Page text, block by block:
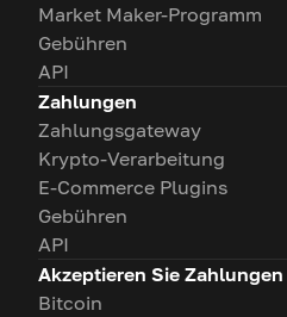
Market Maker-Programm
Gebühren
API
Zahlungen
Zahlungsgateway
Krypto-Verarbeitung
E-Commerce Plugins
Gebühren
API
Akzeptieren Sie Zahlungen
Bitcoin